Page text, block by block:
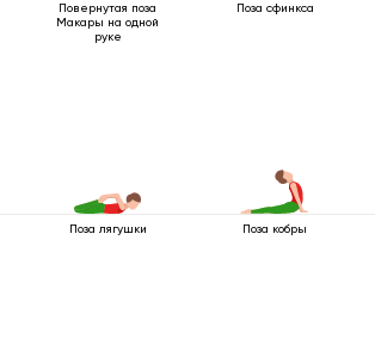
Повернутая поза
Макары на одной
руке
Поза сфинкса
Поза лягушки Поза кобры